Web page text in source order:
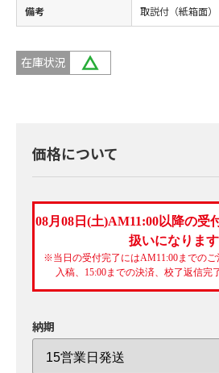
備考 取説付（紙箱面）
在庫状況
価格について
08月08日(土)AM11:00以降の受
扱いになります
※当日の受付完了にはAM11:00までのご
入稿、15:00までの決済、校了返信完
納期